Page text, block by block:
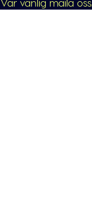
Var vänlig maila oss.